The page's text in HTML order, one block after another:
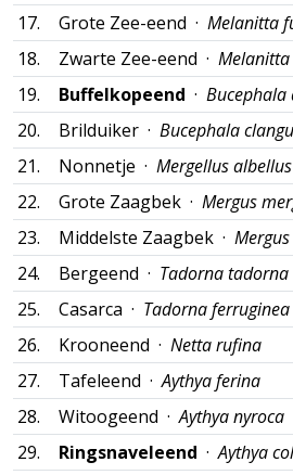
17.
Grote Zee-eend · Melanitta
18.
Zwarte Zee-eend ·
19.
Buffelkopeend · Bucephala
20.
Brilduiker · Bucephala
21.
Nonnetje · Mergellus albellus
22.
Grote Zaagbek · Mergus
23.
Middelste Zaagbek ·
24.
Bergeend · Tadorna tadorna
25.
Casarca · Tadorna ferruginea
26.
Krooneend · Netta rufina
27.
Tafeleend ·Aythya ferina
28.
Witoogeend ·Aythya nyroca
29.
Ringsnaveleend ·Aythya